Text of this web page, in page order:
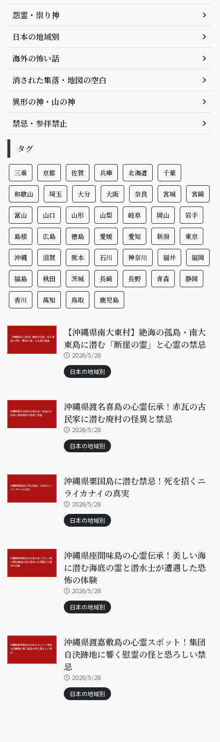
怨霊・祟り神
日本の地域別
海外の怖い話
消された集落・地図の空白
異形の神・山の神
禁忌・参拝禁止
タグ
三重 京都 佐賀 兵庫 北海道 千葉
和歌山 埼玉 大分 大阪 奈良 宮城 宮崎
富山 山口 山形 山梨 岐阜 岡山 岩手
島根 広島 徳島 愛媛 愛知 新潟 東京
沖縄 滋賀 熊本 石川 神奈川 福井 福岡
福島 秋田 茨城 長崎 長野 青森 静岡
香川 高知 鳥取 鹿児島
【沖縄県南大東村】絶海の孤島・南大
東島に潜む「断崖の霊」と心霊の禁忌
2026/5/28
日本の地域別
沖縄県渡名喜島の心霊伝承！赤瓦の古
民家に潜む廃村の怪異と禁忌
2026/5/28
日本の地域別
沖縄県粟国島に潜む禁忌！死を招くニ
ライカナイの真実
2026/5/28
日本の地域別
沖縄県座間味島の心霊伝承！美しい海
に潜む海底の霊と潜水士が遭遇した恐
怖の体験
2026/5/28
日本の地域別
沖縄県渡嘉敷島の心霊スポット！集団
自決跡地に響く慰霊の怪と恐ろしい禁
忌
2026/5/28
日本の地域別